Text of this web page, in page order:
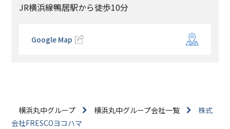
JR横浜線鴨居駅から徒歩10分
Google Map
横浜丸中グループ 横浜丸中グループ会社一覧
株式
会社FRESCOヨコハマ